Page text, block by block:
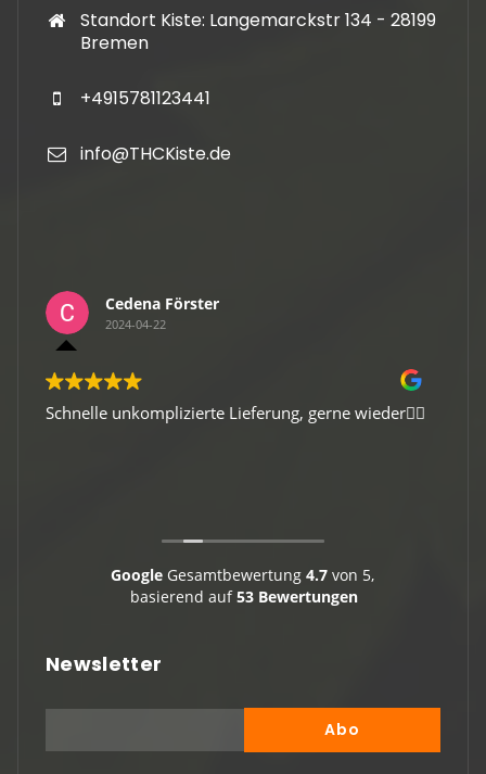
Standort Kiste: Langemarckstr 134 - 28199
Bremen
+4915781123441
info@THCKiste.de
Cedena Förster
2024-04-22
Schnelle unkomplizierte Lieferung, gerne wieder👍🏻
GoogleGesamtbewertung 4.7von 5,
basierend auf53 Bewertungen
Newsletter